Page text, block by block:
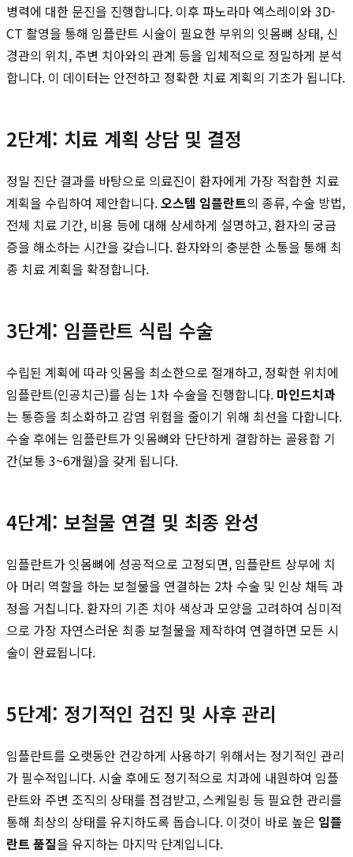
병력에 대한 문진을 진행합니다. 이후 파노라마 엑스레이와 3D-
CT 촬영을 통해 임플란트 시술이 필요한 부위의 잇몸뼈 상태, 신
경관의 위치, 주변 치아와의 관계 등을 입체적으로 정밀하게 분석
합니다. 이 데이터는 안전하고 정확한 치료 계획의 기초가 됩니다.
2단계: 치료 계획 상담 및 결정
정밀 진단 결과를 바탕으로 의료진이 환자에게 가장 적합한 치료
계획을 수립하여 제안합니다.오스템 임플란트의 종류, 수술 방법,
전체 치료 기간, 비용 등에 대해 상세하게 설명하고, 환자의 궁금
증을 해소하는 시간을 갖습니다. 환자와의 충분한 소통을 통해 최
종 치료 계획을 확정합니다.
3단계: 임플란트 식립 수술
수립된 계획에 따라 잇몸을 최소한으로 절개하고, 정확한 위치에
임플란트(인공치근)를 심는 1차 수술을 진행합니다. 마인드치과
는 통증을 최소화하고 감염 위험을 줄이기 위해 최선을 다합니다.
수술 후에는 임플란트가 잇몸뼈와 단단하게 결합하는 골융합 기
간(보통 3~6개월)을 갖게 됩니다.
4단계: 보철물 연결 및 최종 완성
임플란트가 잇몸뼈에 성공적으로 고정되면, 임플란트 상부에 치
아 머리 역할을 하는 보철물을 연결하는 2차 수술 및 인상 채득 과
정을 거칩니다. 환자의 기존 치아 색상과 모양을 고려하여 심미적
으로 가장 자연스러운 최종 보철물을 제작하여 연결하면 모든 시
술이 완료됩니다.
5단계: 정기적인 검진 및 사후 관리
임플란트를 오랫동안 건강하게 사용하기 위해서는 정기적인 관리
가 필수적입니다. 시술 후에도 정기적으로 치과에 내원하여 임플
란트와 주변 조직의 상태를 점검받고, 스케일링 등 필요한 관리를
통해 최상의 상태를 유지하도록 돕습니다. 이것이 바로 높은 임플
란트 품질을 유지하는 마지막 단계입니다.